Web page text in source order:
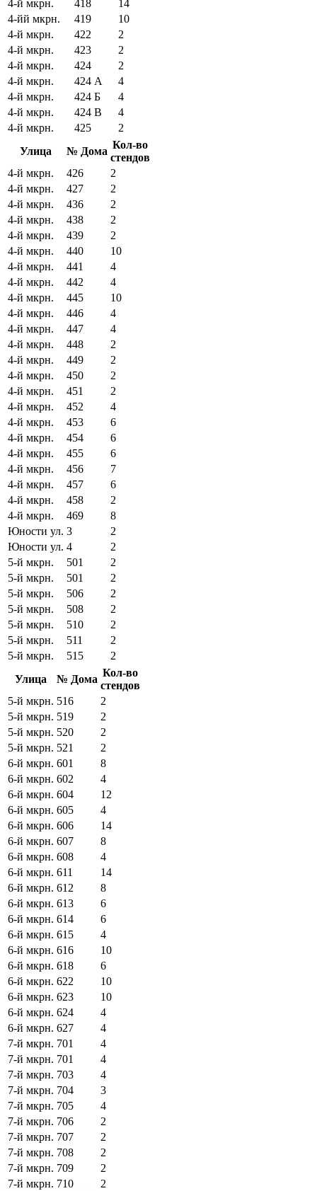
4-й мкрн. 418
14
4-йй мкрн.
419
10
4-й мкрн.
422
2
4-й мкрн.
423
2
4-й мкрн.
424
2
4-й мкрн.
424 А
4
4-й мкрн.
424 Б
4
4-й мкрн.
424 В
4
4-й мкрн.
425
2
Улица
№ Дома
Кол-во
стендов
4-й мкрн.
426
2
4-й мкрн.
427
2
4-й мкрн.
436
2
4-й мкрн.
438
2
4-й мкрн.
439
2
4-й мкрн.
440
10
4-й мкрн.
441
4
4-й мкрн.
442
4
4-й мкрн.
445
10
4-й мкрн.
446
4
4-й мкрн.
447
4
4-й мкрн.
448
2
4-й мкрн.
449
2
4-й мкрн.
450
2
4-й мкрн.
451
2
4-й мкрн.
452
4
4-й мкрн.
453
6
4-й мкрн.
454
6
4-й мкрн.
455
6
4-й мкрн.
456
7
4-й мкрн.
457
6
4-й мкрн.
458
2
4-й мкрн.
469
8
Юности ул. 3
2
Юности ул. 4
2
5-й мкрн.
501
2
5-й мкрн.
501
2
5-й мкрн.
506
2
5-й мкрн.
508
2
5-й мкрн.
510
2
5-й мкрн.
511
2
5-й мкрн.
515
2
Улица
№ Дома
Кол-во
стендов
5-й мкрн. 516
2
5-й мкрн. 519
2
5-й мкрн. 520
2
5-й мкрн. 521
2
6-й мкрн. 601
8
6-й мкрн. 602
4
6-й мкрн. 604
12
6-й мкрн. 605
4
6-й мкрн. 606
14
6-й мкрн. 607
8
6-й мкрн. 608
4
6-й мкрн. 611
14
6-й мкрн. 612
8
6-й мкрн. 613
6
6-й мкрн. 614
6
6-й мкрн. 615
4
6-й мкрн. 616
10
6-й мкрн. 618
6
6-й мкрн. 622
10
6-й мкрн. 623
10
6-й мкрн. 624
4
6-й мкрн. 627
4
7-й мкрн. 701
4
7-й мкрн. 701
4
7-й мкрн. 703
4
7-й мкрн. 704
3
7-й мкрн. 705
4
7-й мкрн. 706
2
7-й мкрн. 707
2
7-й мкрн. 708
2
7-й мкрн. 709
2
7-й мкрн. 710
2